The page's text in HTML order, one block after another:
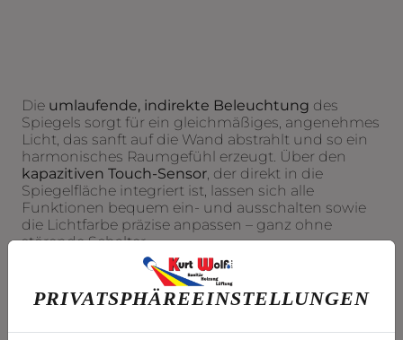
Die umlaufende, indirekte Beleuchtung des
Spiegels sorgt für ein gleichmäßiges, angenehmes
Licht, das sanft auf die Wand abstrahlt und so ein
harmonisches Raumgefühl erzeugt. Über den
kapazitiven Touch-Sensor, der direkt in die
Spiegelfläche integriert ist, lassen sich alle
Funktionen bequem ein- und ausschalten sowie
die Lichtfarbe präzise anpassen – ganz ohne
störende Schalter.
PRIVATSPHÄRE­EINSTELLUNGEN